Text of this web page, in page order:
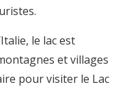
le lac est
et villages
pour visiter le Lac